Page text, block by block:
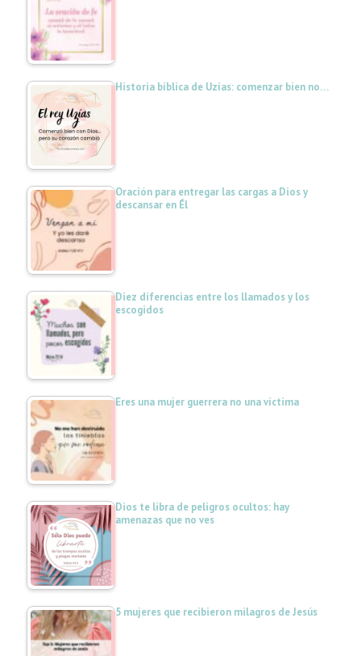
Historia bíblica de Uzías: comenzar bien no…
Oración para entregar las cargas a Dios y
descansar en Él
Diez diferencias entre los llamados y los
escogidos
Eres una mujer guerrera no una víctima
Dios te libra de peligros ocultos: hay
amenazas que no ves
5 mujeres que recibieron milagros de Jesús